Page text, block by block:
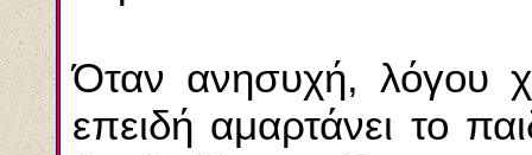
Όταν ανησυχή, λόγου
επειδή αμαρτάνει το